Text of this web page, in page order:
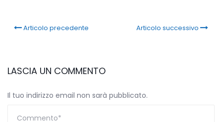
Articolo precedente Articolo successivo
LASCIA UN COMMENTO
Il tuo indirizzo email non sarà pubblicato.